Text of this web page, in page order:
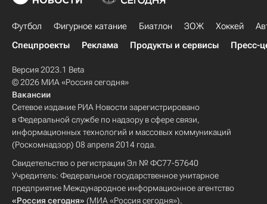
Футбол Фигурное катание Биатлон ЗОЖ Хоккей
Спецпроекты
Реклама Продукты и сервисы Пресс-
Версия 2023.1 Beta
© 2026 МИА «Россия сегодня»
Вакансии
Сетевое издание РИА Новости зарегистрировано
в Федеральной службе по надзору в сфере связи,
информационных технологий и массовых коммуникаций
(Роскомнадзор) 08 апреля 2014 года.
Свидетельство о регистрации Эл № ФС77-57640
Учредитель: Федеральное государственное унитарное
предприятие Международное информационное агентство
«Россия сегодня» (МИА «Россия сегодня»).